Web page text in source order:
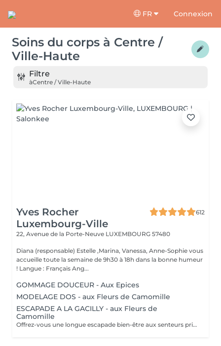
FR Connexion
Soins du corps à Centre /
Ville-Haute
Filtre
àCentre / Ville-Haute
Yves Rocher
Luxembourg-Ville
612
22, Avenue de la Porte-Neuve LUXEMBOURG 57480
Diana (responsable) Estelle ,Marina, Vanessa, Anne-Sophie vous
accueille toute la semaine de 9h30 à 18h dans la bonne humeur
! Langue : Français Ang...
GOMMAGE DOUCEUR - Aux Epices
MODELAGE DOS - aux Fleurs de Camomille
ESCAPADE A LA GACILLY - aux Fleurs de
Camomille
Offrez-vous une longue escapade bien-être aux senteurs printanières de Camomille, fleur emblématique de nos champs à la Gacilly. le temps s'est arrêté. Incroyablement relaxé et en harmonie, votre corps et votre esprits retrouvent leur équilibre.